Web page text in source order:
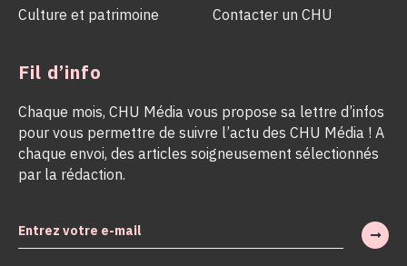
Culture et patrimoine Contacter un CHU
Fil d’info
Chaque mois, CHU Média vous propose sa lettre d’infos
pour vous permettre de suivre l’actu des CHU Média ! A
chaque envoi, des articles soigneusement sélectionnés
par la rédaction.